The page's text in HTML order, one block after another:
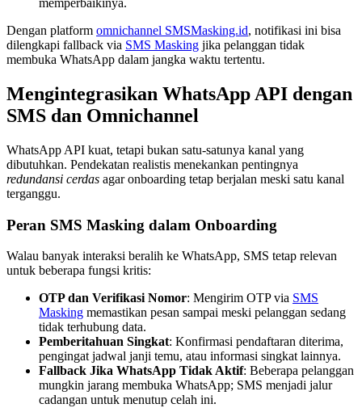
memperbaikinya.
Dengan platform omnichannel SMSMasking.id, notifikasi ini bisa
dilengkapi fallback via SMS Masking jika pelanggan tidak
membuka WhatsApp dalam jangka waktu tertentu.
Mengintegrasikan WhatsApp API dengan
SMS dan Omnichannel
WhatsApp API kuat, tetapi bukan satu-satunya kanal yang
dibutuhkan. Pendekatan realistis menekankan pentingnya
redundansi cerdas agar onboarding tetap berjalan meski satu kanal
terganggu.
Peran SMS Masking dalam Onboarding
Walau banyak interaksi beralih ke WhatsApp, SMS tetap relevan
untuk beberapa fungsi kritis:
OTP dan Verifikasi Nomor: Mengirim OTP via SMS
Masking memastikan pesan sampai meski pelanggan sedang
tidak terhubung data.
Pemberitahuan Singkat: Konfirmasi pendaftaran diterima,
pengingat jadwal janji temu, atau informasi singkat lainnya.
Fallback Jika WhatsApp Tidak Aktif: Beberapa pelanggan
mungkin jarang membuka WhatsApp; SMS menjadi jalur
cadangan untuk menutup celah ini.